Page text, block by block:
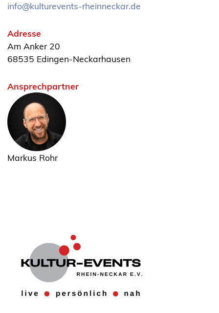
info@kulturevents-rheinneckar.de
Adresse
Am Anker 20
68535 Edingen-Neckarhausen
Ansprechpartner
Markus Rohr